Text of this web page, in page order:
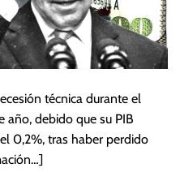
técnica durante el
año, debido que su PIB
0,2%, tras haber perdido